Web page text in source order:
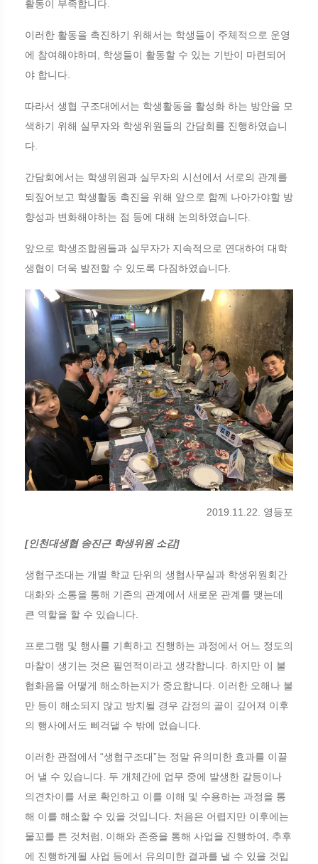
활동이 부족합니다.
이러한 활동을 촉진하기 위해서는 학생들이 주체적으로 운영
에 참여해야하며, 학생들이 활동할 수 있는 기반이 마련되어
야 합니다.
따라서 생협 구조대에서는 학생활동을 활성화 하는 방안을 모
색하기 위해 실무자와 학생위원들의 간담회를 진행하였습니
다.
간담회에서는 학생위원과 실무자의 시선에서 서로의 관계를
되짚어보고 학생활동 촉진을 위해 앞으로 함께 나아가야할 방
향성과 변화해야하는 점 등에 대해 논의하였습니다.
앞으로 학생조합원들과 실무자가 지속적으로 연대하여 대학
생협이 더욱 발전할 수 있도록 다짐하였습니다.
2019.11.22. 영등포
[인천대생협 송진근 학생위원 소감]
생협구조대는 개별 학교 단위의 생협사무실과 학생위원회간
대화와 소통을 통해 기존의 관계에서 새로운 관계를 맺는데
큰 역할을 할 수 있습니다.
프로그램 및 행사를 기획하고 진행하는 과정에서 어느 정도의
마찰이 생기는 것은 필연적이라고 생각합니다. 하지만 이 불
협화음을 어떻게 해소하는지가 중요합니다. 이러한 오해나 불
만 등이 해소되지 않고 방치될 경우 감정의 골이 깊어져 이후
의 행사에서도 삐걱댈 수 밖에 없습니다.
이러한 관점에서 “생협구조대”는 정말 유의미한 효과를 이끌
어 낼 수 있습니다. 두 개체간에 업무 중에 발생한 갈등이나
의견차이를 서로 확인하고 이를 이해 및 수용하는 과정을 통
해 이를 해소할 수 있을 것입니다. 처음은 어렵지만 이후에는
물꼬를 튼 것처럼, 이해와 존중을 통해 사업을 진행하여, 추후
에 진행하게될 사업 등에서 유의미한 결과를 낼 수 있을 것입